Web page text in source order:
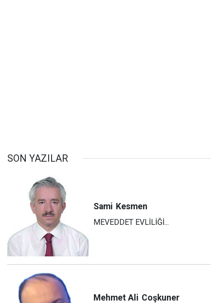
SON YAZILAR
Sami Kesmen
MEVEDDET EVLİLİĞİ...
Mehmet Ali Coşkuner